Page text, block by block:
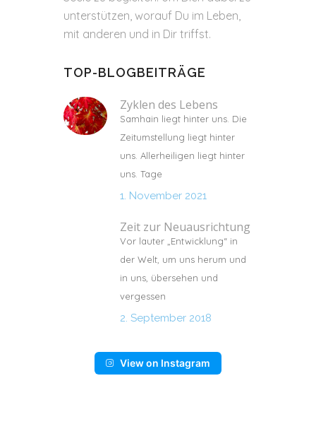
unterstützen, worauf Du im Leben,
mit anderen und in Dir triffst.
TOP-BLOGBEITRÄGE
Zyklen des Lebens
Samhain liegt hinter uns. Die
Zeitumstellung liegt hinter
uns. Allerheiligen liegt hinter
uns. Tage
1. November 2021
Zeit zur Neuausrichtung
Vor lauter „Entwicklung“ in
der Welt, um uns herum und
in uns, übersehen und
vergessen
2. September 2018
View on Instagram